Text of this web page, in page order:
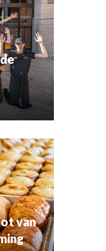
van